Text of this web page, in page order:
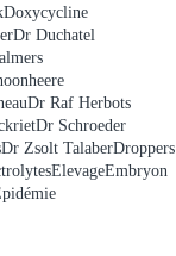
Doxycycline
Dr Duchatel
Dr Raf Herbots
Dr Schroeder
Dr Zsolt TalaberDroppers
ElevageEmbryon